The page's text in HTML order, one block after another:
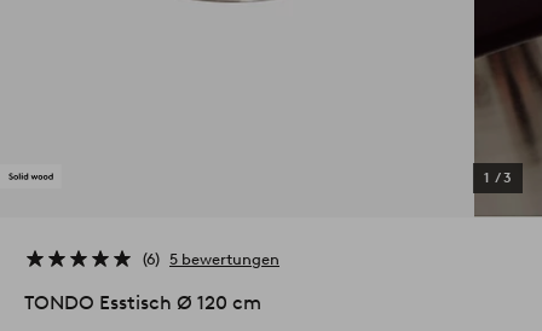
1 /3
6 5 bewertungen
TONDO Esstisch Ø 120 cm